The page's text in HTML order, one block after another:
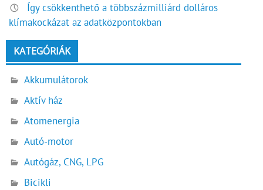
Így csökkenthető a többszázmilliárd dolláros
klímakockázat az adatközpontokban
KATEGÓRIÁK
Akkumulátorok
Aktív ház
Atomenergia
Autó-motor
Autógáz, CNG, LPG
Bicikli